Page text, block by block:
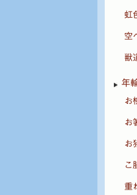
虹
空
獣
年
お
お
お
こ
重